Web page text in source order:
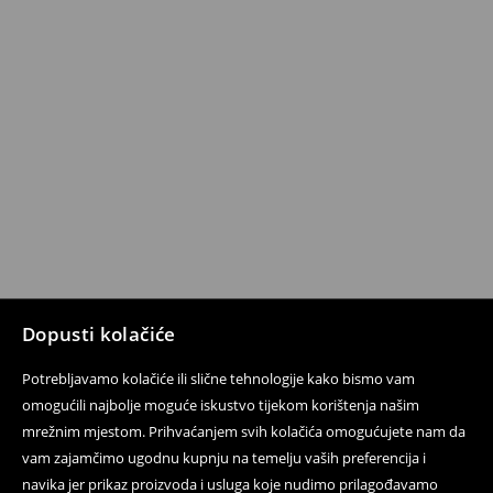
Dopusti kolačiće
Potrebljavamo kolačiće ili slične tehnologije kako bismo vam
omogućili najbolje moguće iskustvo tijekom korištenja našim
mrežnim mjestom. Prihvaćanjem svih kolačića omogućujete nam da
vam zajamčimo ugodnu kupnju na temelju vaših preferencija i
navika jer prikaz proizvoda i usluga koje nudimo prilagođavamo